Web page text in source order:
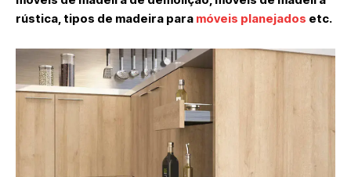
rústica, tipos de madeira para móveis planejados etc.